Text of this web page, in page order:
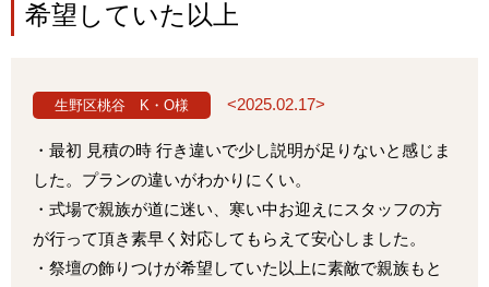
希望していた以上
生野区桃谷 K・O様 <2025.02.17>
・最初 見積の時 行き違いで少し説明が足りないと感じま
した。プランの違いがわかりにくい。
・式場で親族が道に迷い、寒い中お迎えにスタッフの方
が行って頂き素早く対応してもらえて安心しました。
・祭壇の飾りつけが希望していた以上に素敵で親族もと